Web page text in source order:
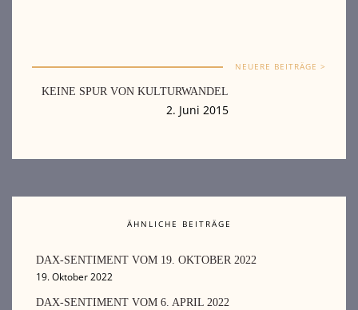
NEUERE BEITRÄGE >
KEINE SPUR VON KULTURWANDEL
2. Juni 2015
ÄHNLICHE BEITRÄGE
DAX-SENTIMENT VOM 19. OKTOBER 2022
19. Oktober 2022
DAX-SENTIMENT VOM 6. APRIL 2022